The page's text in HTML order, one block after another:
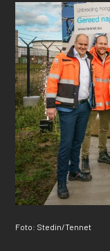
Foto: Stedin/Tennet